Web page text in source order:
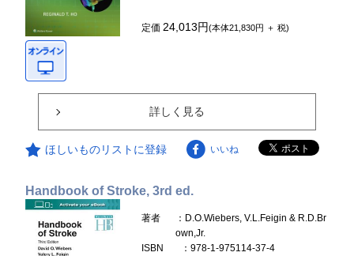
定価24,013円(本体21,830円 ＋ 税)
詳しく見る
ほしいものリストに登録 いいね
Handbook of Stroke, 3rd ed.
著者
：D.O.Wiebers, V.L.Feigin & R.D.Br
own,Jr.
ISBN
：978-1-975114-37-4